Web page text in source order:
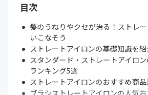
目次
髪のうねりやクセが治る！ストレ
いこなそう
ストレートアイロンの基礎知識を紹
スタンダード・ストレートアイロ
ランキング5選
ストレートアイロンのおすすめ商
ブラシストレートアイロンの人気